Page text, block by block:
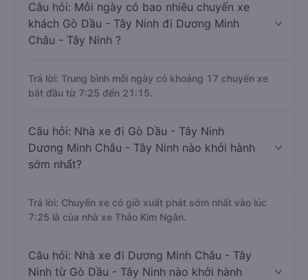
Câu hỏi: Mỗi ngày có bao nhiêu chuyến xe
khách Gò Dầu - Tây Ninh đi Dương Minh
Châu - Tây Ninh ?
Trả lời: Trung bình mỗi ngày có khoảng 17 chuyến xe
bắt đầu từ 7:25 đến 21:15.
Câu hỏi: Nhà xe đi Gò Dầu - Tây Ninh
Dương Minh Châu - Tây Ninh nào khởi hành
sớm nhất?
Trả lời: Chuyến xe có giờ xuất phát sớm nhất vào lúc
7:25 là của nhà xe Thảo Kim Ngân.
Câu hỏi: Nhà xe đi Dương Minh Châu - Tây
Ninh từ Gò Dầu - Tây Ninh nào khởi hành